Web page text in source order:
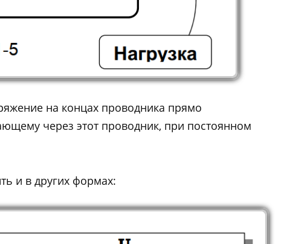
на концах проводника прямо
через этот проводник, при постоянном
и в других формах: